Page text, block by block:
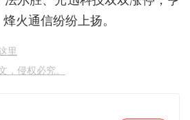
火通信纷纷上扬。
里
，侵权必究。